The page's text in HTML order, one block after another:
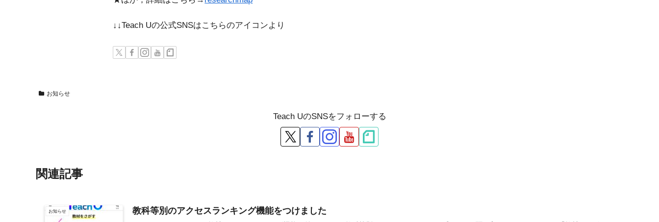
↓↓Teach Uの公式SNSはこちらのアイコンより
お知らせ
Teach UのSNSをフォローする
関連記事
お知らせ 教科等別のアクセスランキング機能をつけました